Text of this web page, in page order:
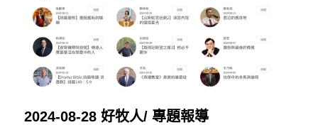
2024-08-28 好牧人/專題報導